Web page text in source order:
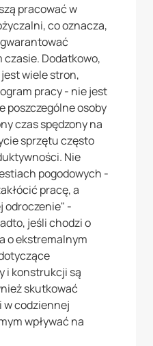
pracować w
co oznacza,
Dodatkowo,
wiele stron,
pracy - nie jest
poszczególne osoby
czas spędzony na
sprzętu często
Nie
pogodowych -
pracę, a
odroczenie" -
jeśli chodzi o
o ekstremalnym
i konstrukcji są
skutkować
w codziennej
wpływać na